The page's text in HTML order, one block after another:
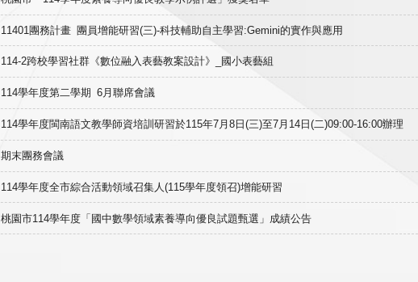
11401團務計畫 團員增能研習(三)-科技輔助自主學習:Gemini的實作與應用
114-2跨校學習社群《數位融入表藝教案設計》_國小表藝組
114學年度第二學期 6月聯席會議
114學年度閩南語文教學師資培訓研習於115年7月8日(三)至7月14日(二)09:00-16:00辦理
期末團務會議
114學年度全市綜合活動領域召集人(115學年度領召)增能研習
桃園市114學年度「國中數學領域素養導向優良試題甄選」成績公告